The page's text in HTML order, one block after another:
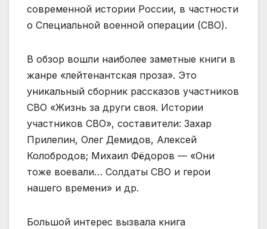
современной истории России, в частности
о Специальной военной операции (СВО).
В обзор вошли наиболее заметные книги в
жанре «лейтенантская проза». Это
уникальный сборник рассказов участников
СВО «Жизнь за други своя. Истории
участников СВО», составители: Захар
Прилепин, Олег Демидов, Алексей
Колобродов; Михаил Фёдоров — «Они
тоже воевали… Солдаты СВО и герои
нашего времени» и др.
Большой интерес вызвала книга